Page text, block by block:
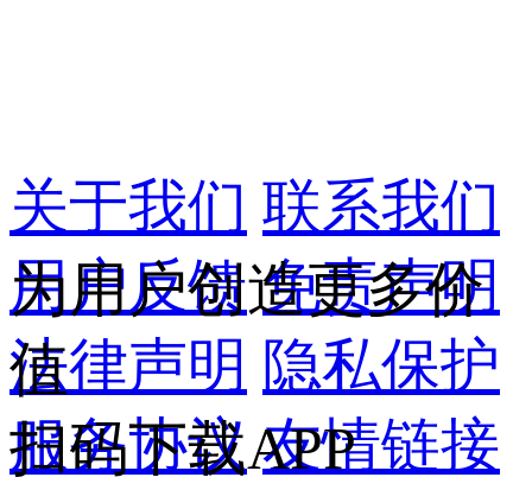
关于我们 联系我们
用户反馈 免责声明
法律声明 隐私保护
服务协议 友情链接
为用户创造更多价
值
扫码下载APP